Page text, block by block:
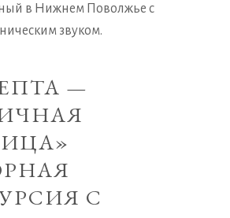
в Нижнем Поволжье с
звуком.
—
С